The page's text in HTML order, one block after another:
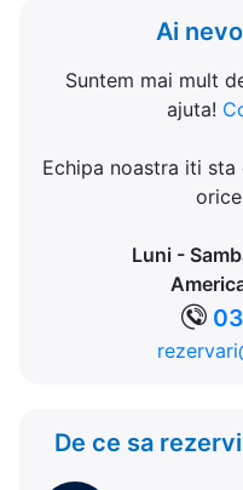
Ai
Suntem mai mult
ajuta!
Echipa noastra iti
Luni -
De ce sa